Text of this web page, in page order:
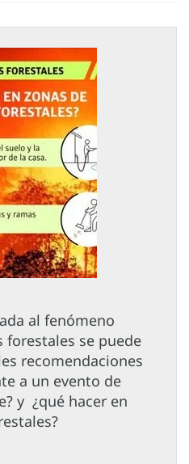
al fenómeno
se puede
recomendaciones
a un evento de
y ¿qué hacer en